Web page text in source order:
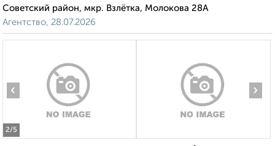
Советский район, мкр. Взлётка, Молокова 28А
Агентство, 28.07.2026
2/5
‹ ›